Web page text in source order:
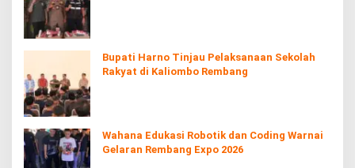
Bupati Harno Tinjau Pelaksanaan Sekolah
Rakyat di Kaliombo Rembang
Wahana Edukasi Robotik dan Coding Warnai
Gelaran Rembang Expo 2026